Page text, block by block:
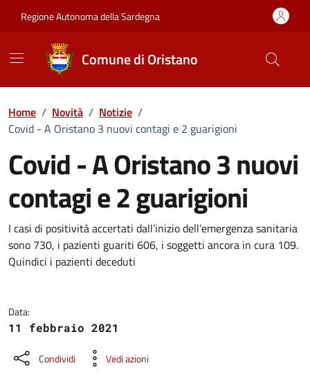
Regione Autonoma della Sardegna
Comune di Oristano
Home / Novità / Notizie /
Covid - A Oristano 3 nuovi contagi e 2 guarigioni
Covid - A Oristano 3 nuovi
contagi e 2 guarigioni
Dettagli della notizia
I casi di positività accertati dall’inizio dell’emergenza sanitaria
sono 730, i pazienti guariti 606, i soggetti ancora in cura 109.
Quindici i pazienti deceduti
Data:
11 febbraio 2021
Condividi Vedi azioni